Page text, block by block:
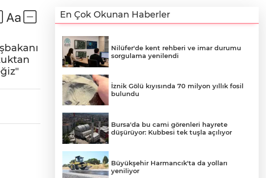
En Çok Okunan Haberler
Nilüfer'de kent rehberi ve imar durumu
sorgulama yenilendi
İznik Gölü kıyısında 70 milyon yıllık fosil
bulundu
Bursa'da bu cami görenleri hayrete
düşürüyor: Kubbesi tek tuşla açılıyor
Büyükşehir Harmancık'ta da yolları
yeniliyor